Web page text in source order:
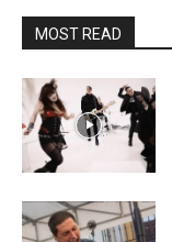
MOST READ